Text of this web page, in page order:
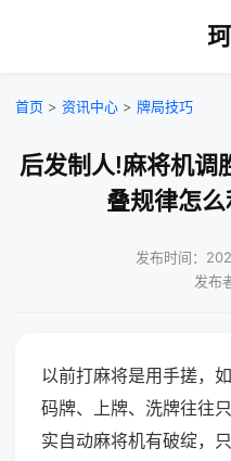
首页 > 资讯中心 > 牌局技巧
后发制人!麻将机调
叠规律怎
发布时间：
发布
以前打麻将是用手搓，
码牌、上牌、洗牌往往
实自动麻将机有破绽，